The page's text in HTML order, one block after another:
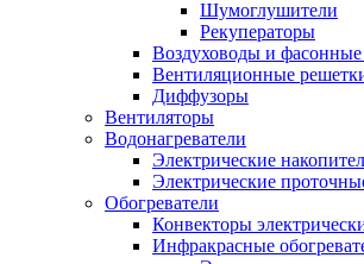
Шумоглушители
Рекуператоры
Воздуховоды и
Вентиляционные
Диффузоры
Вентиляторы
Водонагреватели
Электрические
Электрические
Обогреватели
Конвекторы
Инфракрасные